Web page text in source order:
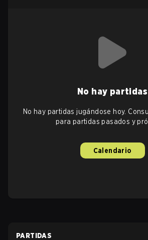
No hay partidas
No hay partidas jugándose hoy.
para partidas pasados y
Calendario
PARTIDAS